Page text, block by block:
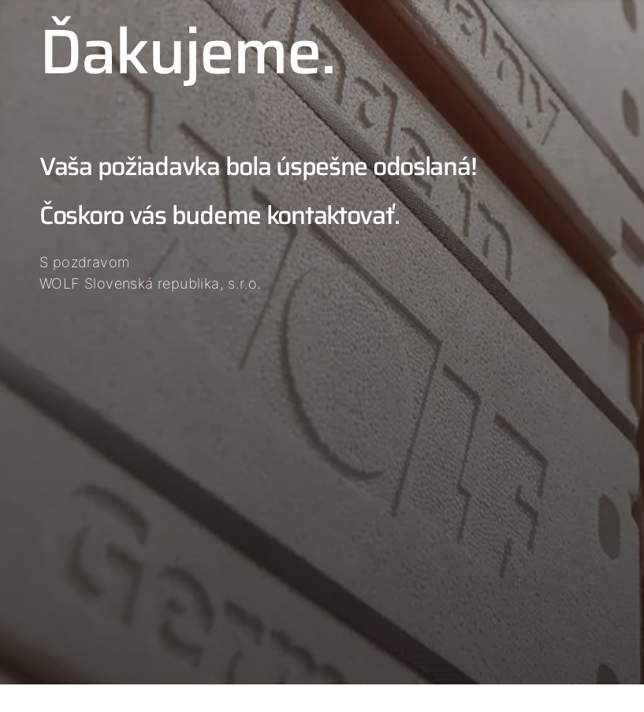
Ďakujeme.
Vaša požiadavka bola úspešne odoslaná!
Čoskoro vás budeme kontaktovať.
S pozdravom
WOLF Slovenská republika, s.r.o.